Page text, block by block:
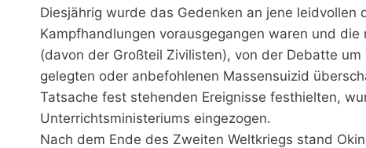
Diesjährig wurde das Gedenken an jene leidvollen
Kampfhandlungen vorausgegangen waren und
(davon der Großteil Zivilisten), von der Debatte
gelegten oder anbefohlenen Massensuizid
Tatsache fest stehenden Ereignisse festhielten,
Unterrichtsministeriums eingezogen.
Nach dem Ende des Zweiten Weltkriegs stand